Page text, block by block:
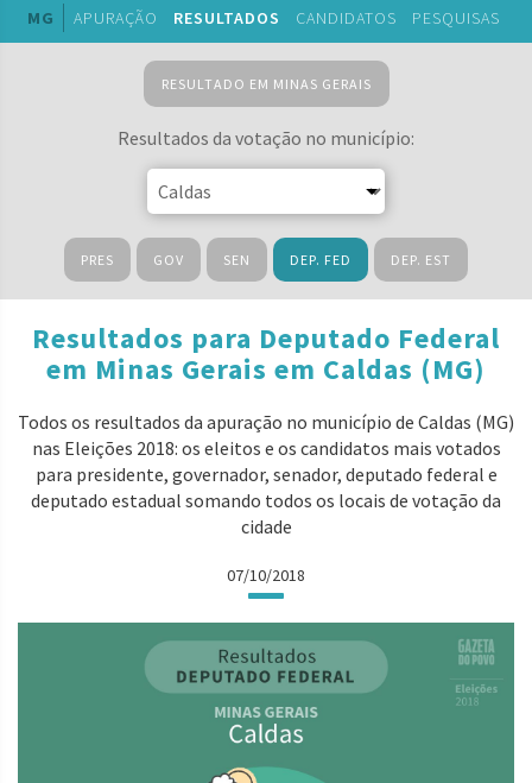
MG APURAÇÃO RESULTADOS CANDIDATOS PESQUISAS
RESULTADO EM MINAS GERAIS
Resultados da votação no município:
PRES GOV SEN DEP. FED DEP. EST
Resultados para Deputado Federal
em Minas Gerais em Caldas (MG)
Todos os resultados da apuração no município de Caldas (MG)
nas Eleições 2018: os eleitos e os candidatos mais votados
para presidente, governador, senador, deputado federal e
deputado estadual somando todos os locais de votação da
cidade
07/10/2018